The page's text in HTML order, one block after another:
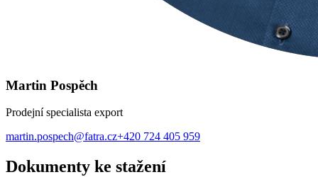
Martin Pospěch
Prodejní specialista export
martin.pospech@fatra.cz+420 724 405 959
Dokumenty ke stažení